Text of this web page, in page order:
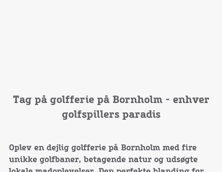
Tag på golfferie på Bornholm - enhver
golfspillers paradis
Oplev en dejlig golfferie på Bornholm med fire
unikke golfbaner, betagende natur og udsøgte